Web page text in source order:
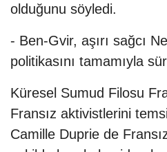
olduğunu söyledi.
- Ben-Gvir, aşırı sağcı
politikasını tamamıyla
Küresel Sumud Filosu
Fransız aktivistlerini
Camille Duprie de